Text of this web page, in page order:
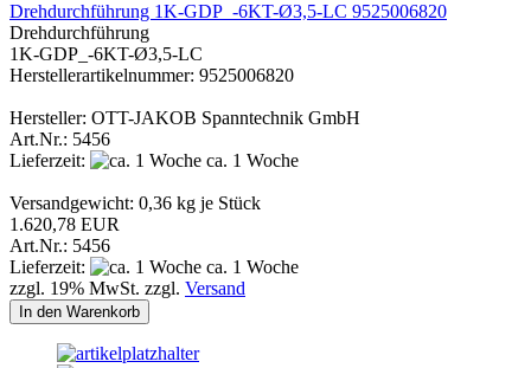
Drehdurchführung 1K-GDP_-6KT-Ø3,5-LC 9525006820
Drehdurchführung
1K-GDP_-6KT-Ø3,5-LC
Herstellerartikelnummer: 9525006820
Hersteller: OTT-JAKOB Spanntechnik GmbH
Art.Nr.: 5456
Lieferzeit:
ca. 1 Woche
Versandgewicht: 0,36 kg je Stück
1.620,78 EUR
Art.Nr.: 5456
Lieferzeit:
ca. 1 Woche
zzgl. 19% MwSt. zzgl. Versand
In den Warenkorb